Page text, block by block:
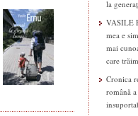
la
VASILE
mea e
mai
care
Cronica
română a